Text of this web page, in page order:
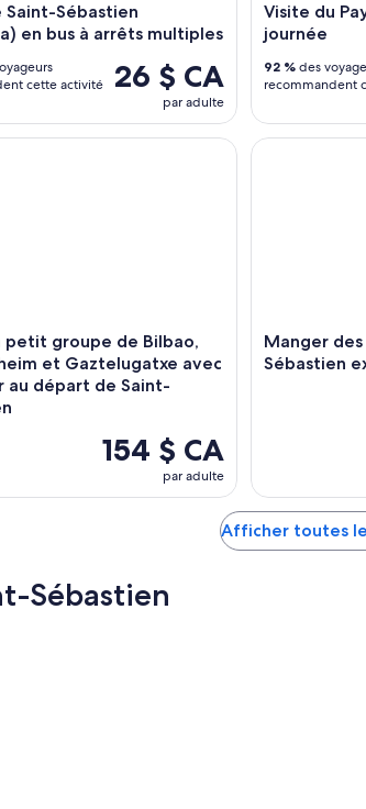
Saint-Sébastien
en bus à arrêts multiples
26 $ CA
par adulte
cette activité
Visite du
journée
92 % des
recommandent
petit groupe de Bilbao,
et Gaztelugatxe avec
au départ de Saint-
154 $ CA
par adulte
groupe de Bilbao, Guggenheim et
Manger
Sébastien
Manger des
Afficher toutes
Sébastien